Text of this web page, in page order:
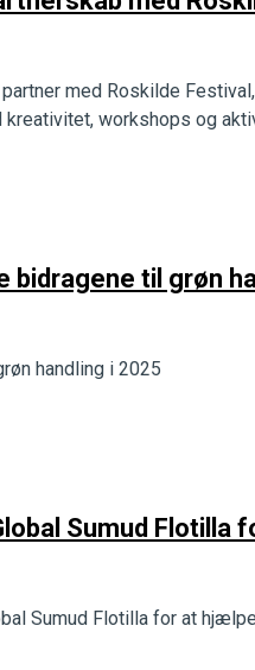
med Roskilde
kreativitet, workshops og
bidragene til grøn
handling i 2025
Sumud Flotilla
Sumud Flotilla for at